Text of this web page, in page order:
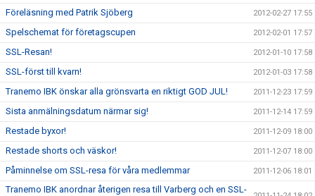
Föreläsning med Patrik Sjöberg 2012-02-27 17:55
Spelschemat för företagscupen 2012-02-01 17:57
SSL-Resan! 2012-01-10 17:58
SSL-först till kvarn! 2012-01-03 17:58
Tranemo IBK önskar alla grönsvarta en riktigt GOD JUL! 2011-12-23 17:59
Sista anmälningsdatum närmar sig! 2011-12-14 17:59
Restade byxor! 2011-12-09 18:00
Restade shorts och väskor! 2011-12-07 18:00
Påminnelse om SSL-resa för våra medlemmar 2011-12-06 18:01
Tranemo IBK anordnar återigen resa till Varberg och en SSL-